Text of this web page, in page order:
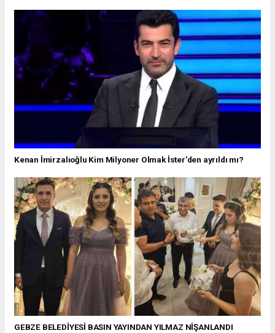
Kenan İmirzalıoğlu Kim Milyoner Olmak İster'den ayrıldı mı?
GEBZE BELEDİYESİ BASIN YAYINDAN YILMAZ NİŞANLANDI